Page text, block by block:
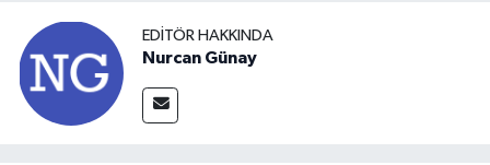
EDITÖR HAKKINDA
Nurcan Günay